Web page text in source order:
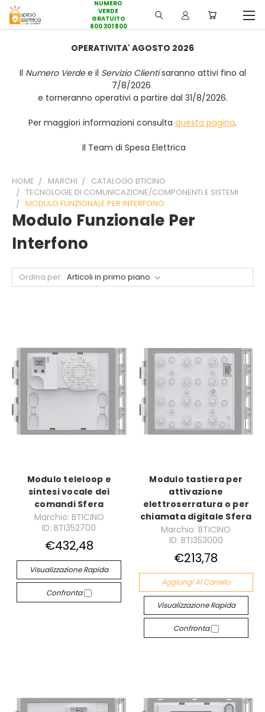
NUMERO
VERDE
GRATUITO
800 301 800
OPERATIVITA' AGOSTO 2026
Il Numero Verdee il Servizio Clientisaranno attivi fino al
7/8/2026
e torneranno operativi a partire dal 31/8/2026.
Per maggiori informazioni consulta questa pagina.
Il Team di Spesa Elettrica
HOME MARCHI
CATALOGO BTICINO
TECNOLOGIE DI COMUNICAZIONE/COMPONENTI E SISTEMI
MODULO FUNZIONALE PER INTERFONO
Modulo Funzionale Per
Interfono
Ordina per:
Modulo teleloop e
sintesi vocale dei
comandi Sfera
Marchio: BTICINO
ID: BTI352700
€432,48
Visualizzazione Rapida
Confronta
Modulo tastiera per
attivazione
elettroserratura o per
chiamata digitale Sfera
Marchio: BTICINO
ID: BTI353000
€213,78
Aggiungi Al Carrello
Visualizzazione Rapida
Confronta